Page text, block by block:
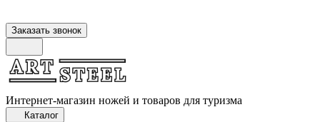
Заказать звонок
Интернет-магазин ножей и товаров для туризма
Каталог